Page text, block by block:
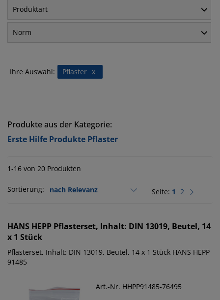
Produktart
Norm
Ihre Auswahl: x
Pflaster
Produkte aus der Kategorie:
Erste Hilfe Produkte Pflaster
1-16 von 20 Produkten
Sortierung: Seite: 1 2
HANS HEPP Pflasterset, Inhalt: DIN 13019, Beutel, 14
x 1 Stück
Pflasterset, Inhalt: DIN 13019, Beutel, 14 x 1 Stück HANS HEPP
91485
Art.-Nr. HHPP91485-76495